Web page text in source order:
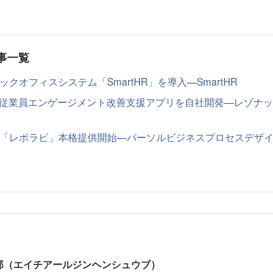
一覧
クオフィスシステム「SmartHR」を導入—SmartHR
業員エンゲージメント改善支援アプリを自社開発—レゾナッ
レポラビ」本格提供開始—パーソルビジネスプロセスデザイ
エイチアールジンヘンシュウブ）